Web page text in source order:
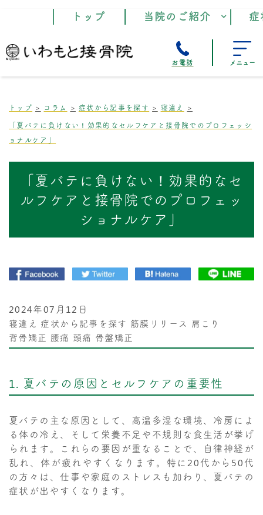
トップ 当院のご紹介
お電話 メニュー
トップ コラム 症状から記事を探す
寝違え
「夏バテに負けない！効果的なセルフケアと接骨院でのプロフェッシ
ョナルケア」
「夏バテに負けない！効果的なセ
ルフケアと接骨院でのプロフェッ
ショナルケア」
2024年07月12日
寝違え 症状から記事を探す 筋膜リリース 肩こり
背骨矯正 腰痛 頭痛 骨盤矯正
1. 夏バテの原因とセルフケアの重要性
夏バテの主な原因として、高温多湿な環境、冷房によ
る体の冷え、そして栄養不足や不規則な食生活が挙げ
られます。これらの要因が重なることで、自律神経が
乱れ、体が疲れやすくなります。特に20代から50代
の方々は、仕事や家庭のストレスも加わり、夏バテの
症状が出やすくなります。